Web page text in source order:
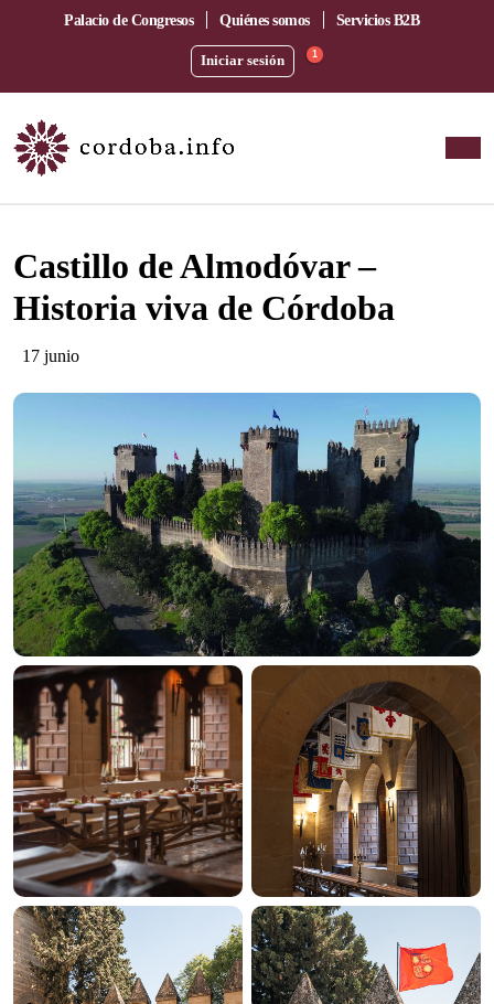
Palacio de Congresos Quiénes somos Servicios B2B
Iniciar sesión 1
Este evento ha pasado.
Castillo de Almodóvar –
Historia viva de Córdoba
17 junio